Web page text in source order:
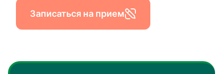
Записаться на прием